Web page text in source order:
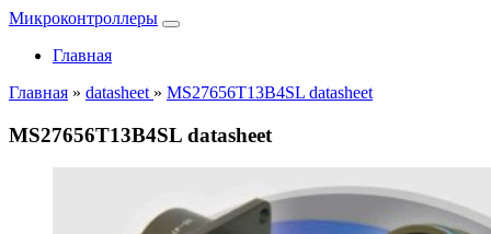
Микроконтроллеры
Главная
Главная » datasheet » MS27656T13B4SL datasheet
MS27656T13B4SL datasheet